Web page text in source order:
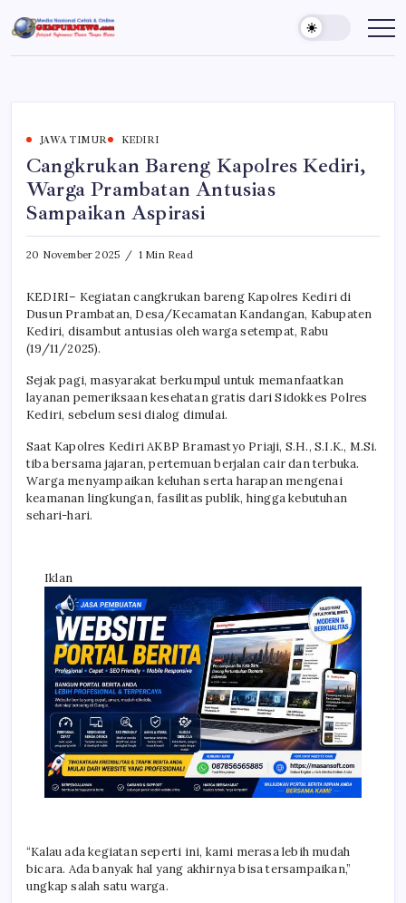
to
content
Gempur
News
Jelajah
Dunia
JAWA TIMUR KEDIRI
Cangkrukan Bareng Kapolres Kediri,
Warga Prambatan Antusias
Sampaikan Aspirasi
20 November 2025 1 Min Read
KEDIRI– Kegiatan cangkrukan bareng Kapolres Kediri di
Dusun Prambatan, Desa/Kecamatan Kandangan, Kabupaten
Kediri, disambut antusias oleh warga setempat, Rabu
(19/11/2025).
Sejak pagi, masyarakat berkumpul untuk memanfaatkan
layanan pemeriksaan kesehatan gratis dari Sidokkes Polres
Kediri, sebelum sesi dialog dimulai.
Saat Kapolres Kediri AKBP Bramastyo Priaji, S.H., S.I.K., M.Si.
tiba bersama jajaran, pertemuan berjalan cair dan terbuka.
Warga menyampaikan keluhan serta harapan mengenai
keamanan lingkungan, fasilitas publik, hingga kebutuhan
sehari-hari.
Iklan
“Kalau ada kegiatan seperti ini, kami merasa lebih mudah
bicara. Ada banyak hal yang akhirnya bisa tersampaikan,”
ungkap salah satu warga.